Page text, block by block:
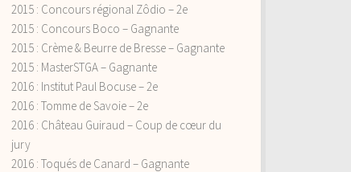
2015 : Concours régional Zôdio – 2e
2015 : Concours Boco – Gagnante
2015 : Crème & Beurre de Bresse – Gagnante
2015 : MasterSTGA – Gagnante
2016 : Institut Paul Bocuse – 2e
2016 : Tomme de Savoie – 2e
2016 : Château Guiraud – Coup de cœur du
jury
2016 : Toqués de Canard – Gagnante